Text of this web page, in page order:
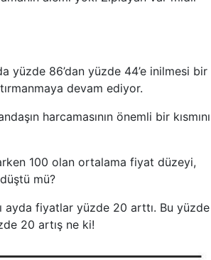
yüzde 86’dan yüzde 44’e inilmesi bir
devam ediyor.
harcamasının önemli bir kısmını
100 olan ortalama fiyat düzeyi,
mü?
ayda fiyatlar yüzde 20 arttı. Bu yüzde
20 artış ne ki!